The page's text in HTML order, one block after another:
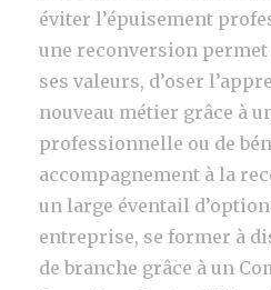
éviter l’épuisement
une reconversion permet
ses valeurs, d’oser
nouveau métier grâce à
professionnelle ou de
accompagnement à la
un large éventail
entreprise, se former à
de branche grâce à un